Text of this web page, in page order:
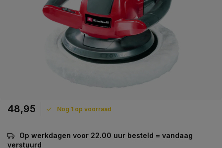
48,95 Nog 1 op voorraad
Op werkdagen voor 22.00 uur besteld = vandaag
verstuurd